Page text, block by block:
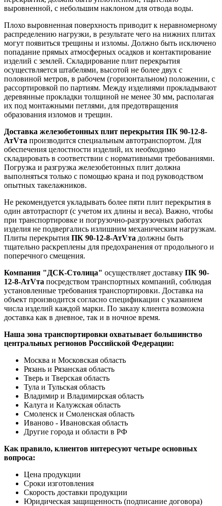
выровненной, с небольшим наклоном для отвода воды.
Плохо выровненная поверхность приводит к неравномерному
распределению нагрузки, в результате чего на нижних плитах
могут появиться трещины и изломы. Должно быть исключено
попадание прямых атмосферных осадков и контактирование
изделий с землей. Складирование плит перекрытия
осуществляется штабелями, высотой не более двух с
половиной метров, в рабочем (горизонтальном) положении, с
рассортировкой по партиям. Между изделиями прокладывают
деревянные прокладки толщиной не менее 30 мм, располагая
их под монтажными петлями, для предотвращения
образования изломов и трещин.
Доставка железобетонных плит перекрытия ПК 90-12-8-
АтVта производится специальным автотранспортом. Для
обеспечения целостности изделий, их необходимо
складировать в соответствии с нормативными требованиями.
Погрузка и разгрузка железобетонных плит должна
выполняться только с помощью крана и под руководством
опытных такелажников.
Не рекомендуется укладывать более пяти плит перекрытия в
один автотраспорт (с учетом их длины и веса). Важно, чтобы
при транспортировке и погрузочно-разгрузочных работах
изделия не подвергались излишним механическим нагрузкам.
Плиты перекрытия ПК 90-12-8-АтVта должны быть
тщательно раскреплены для предохранения от продольного и
поперечного смещения.
Компания "ДСК-Столица" осуществляет доставку ПК 90-
12-8-АтVта посредством транспортных компаний, соблюдая
установленные требования транспортировки. Доставка на
объект производится согласно спецификации с указанием
числа изделий каждой марки. По заказу клиента возможна
доставка как в дневное, так и в ночное время.
Наша зона транспортировки охватывает большинство
центральных регионов Российской Федерации:
Москва и Московская область
Рязань и Рязанская область
Тверь и Тверская область
Тула и Тульская область
Владимир и Владимирская область
Калуга и Калужская область
Смоленск и Смоленская область
Иваново - Ивановская область
Другие города и области в РФ
Как правило, клиентов интересуют четыре основных
вопроса:
Цена продукции
Сроки изготовления
Скорость доставки продукции
Юридическая защищенность (подписание договора)